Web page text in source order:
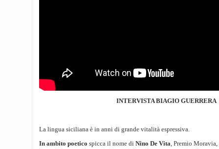
INTERVISTA BIAGIO GUERRERA
La lingua siciliana è in anni di grande vitalità espressiva.
In ambito poetico spicca il nome di Nino De Vita, Premio